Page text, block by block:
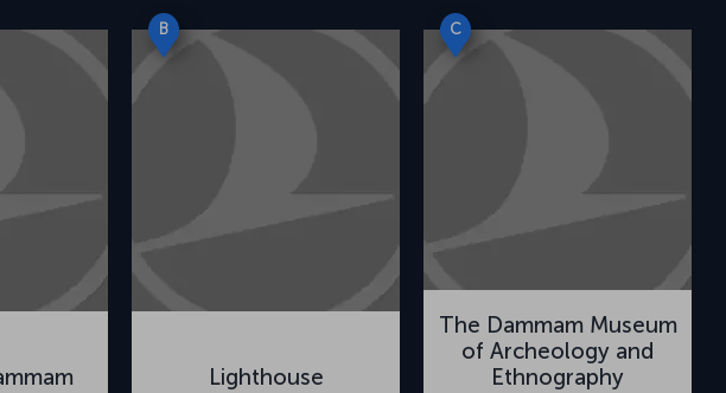
B
Lighthouse
C
The Dammam Museum
of Archeology and
Ethnography